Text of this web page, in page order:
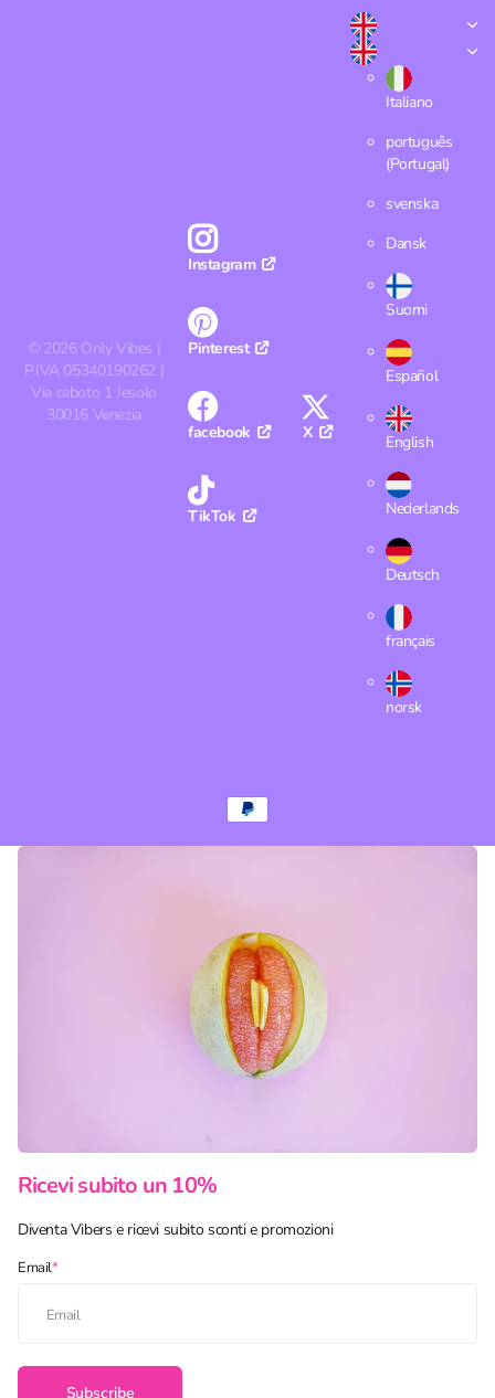
© 2026Only Vibes |
P.IVA 05340190262 |
Via caboto 1 Jesolo
30016 Venezia
Instagram
Pinterest
facebook X
TikTok
Italiano
português
(Portugal)
svenska
Dansk
Suomi
Español
English
Nederlands
Deutsch
français
norsk
Ricevi subito un 10%
Diventa Vibers e ricevi subito sconti e promozioni
Email*
Subscribe